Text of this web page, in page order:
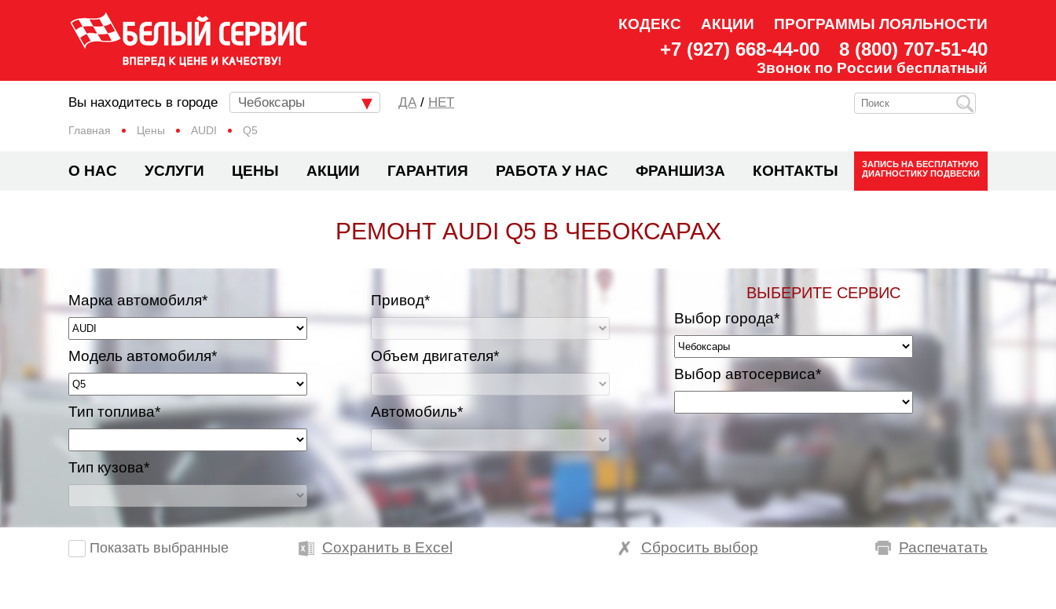
КОДЕКС АКЦИИ ПРОГРАММЫ ЛОЯЛЬНОСТИ
+7 (927) 668-44-00 8 (800) 707-51-40
Звонок по России бесплатный
Главная Цены AUDI Q5
Вы находитесь в городе Чебоксары / НЕТ
О НАС УСЛУГИ ЦЕНЫ АКЦИИ ГАРАНТИЯ РАБОТА У НАС ФРАНШИЗА КОНТАКТЫ ЗАПИСЬ НА БЕСПЛАТНУЮ
ДИАГНОСТИКУ ПОДВЕСКИ
РЕМОНТ AUDI Q5 В ЧЕБОКСАРАХ
Марка автомобиля*
Модель автомобиля*
Тип топлива*
Тип кузова*
Привод*
Объем двигателя*
Автомобиль*
ВЫБЕРИТЕ СЕРВИС
Выбор города*
Выбор автосервиса*
Показать выбранные Сохранить в Excel Распечатать
Сбросить выбор